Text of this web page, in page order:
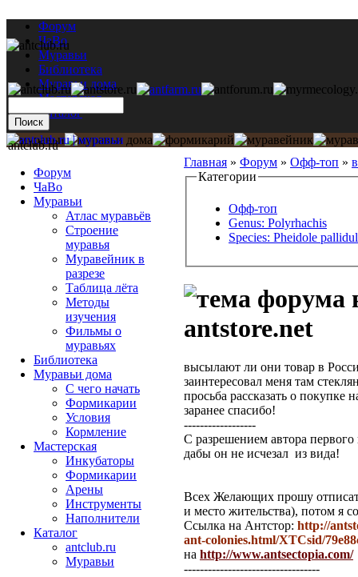
Форум
ЧаВо
Муравьи
Библиотека
Муравьи дома
Мастерская
Каталог
Главная » Форум » Офф-топ »
Категории
Офф-топ
Genus: Polyrhachis
Species: Pheidole
antstore.net
высылают ли они товар в
заинтересовал меня там
просьба рассказать о покупке
заранее спасибо!
------------------
С разрешением автора
дабы он не исчезал из вида!
Всех Желающих прошу
и место жительства), потом я
Ссылка на Антстор: http://
ant-colonies.html/XTCsid/
на http://www.antsectopia.com/
----------------------------------
antclub.ru
Форум
ЧаВо
Муравьи
Атлас муравьёв
Строение
муравья
Муравейник в
разрезе
Таблица лёта
Методы
изучения
Фильмы о
муравьях
Библиотека
Муравьи дома
С чего начать
Формикарии
Условия
Кормление
Мастерская
Инкубаторы
Формикарии
Арены
Инструменты
Наполнители
Каталог
antclub.ru
Муравьи